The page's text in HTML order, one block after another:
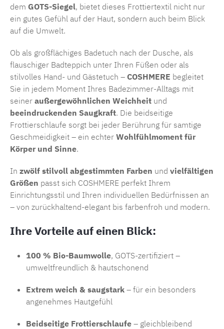
dem GOTS-Siegel, bietet dieses Frottiertextil nicht nur
ein gutes Gefühl auf der Haut, sondern auch beim Blick
auf die Umwelt.
Ob als großflächiges Badetuch nach der Dusche, als
flauschiger Badteppich unter Ihren Füßen oder als
stilvolles Hand- und Gästetuch – COSHMERE begleitet
Sie in jedem Moment Ihres Badezimmer-Alltags mit
seiner außergewöhnlichen Weichheit und
beeindruckenden Saugkraft. Die beidseitige
Frottierschlaufe sorgt bei jeder Berührung für samtige
Geschmeidigkeit – ein echter Wohlfühlmoment für
Körper und Sinne.
In zwölf stilvoll abgestimmten Farben und vielfältigen
Größen passt sich COSHMERE perfekt Ihrem
Einrichtungsstil und Ihren individuellen Bedürfnissen an
– von zurückhaltend-elegant bis farbenfroh und modern.
Ihre Vorteile auf einen Blick:
100 % Bio-Baumwolle, GOTS-zertifiziert –
umweltfreundlich & hautschonend
Extrem weich & saugstark – für ein besonders
angenehmes Hautgefühl
Beidseitige Frottierschlaufe – gleichbleibend